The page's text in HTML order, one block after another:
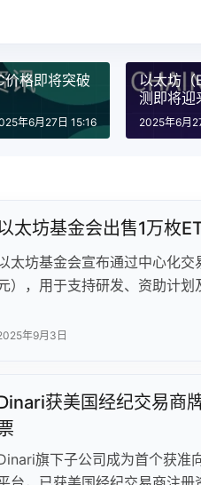
格即将突破
年6月27日 15:16
以太坊
测即将迎
2025年6月
太坊基金会出售1万枚
太坊基金会宣布通过中心化
），用于支持研发、资助计
减少市场冲击，并称剩余持仓
年9月3日
获美国经纪交易商
旗下子公司成为首个获准